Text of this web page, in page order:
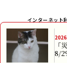
「
8/
インターネット
本サイトに掲載されて